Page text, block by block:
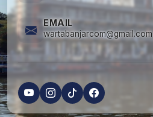
EMAIL
wartabanjarcom@gmail.com